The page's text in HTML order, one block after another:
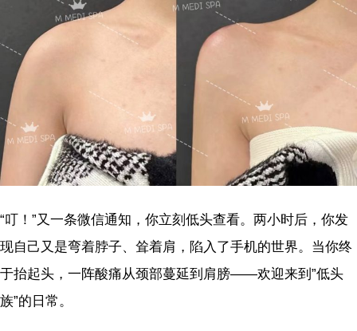
“叮！”又一条微信通知，你立刻低头查看。两小时后，你发
现自己又是弯着脖子、耸着肩，陷入了手机的世界。当你终
于抬起头，一阵酸痛从颈部蔓延到肩膀——欢迎来到”低头
族”的日常。